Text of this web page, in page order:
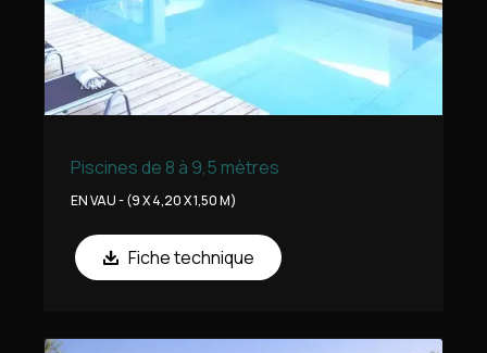
Piscines de 8 à 9,5 mètres
EN VAU - (9 X 4,20 X 1,50 M)
Fiche technique